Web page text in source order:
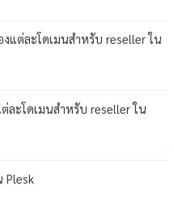
แต่ละโดเมนสำหรับ reseller ใน
ละโดเมนสำหรับ reseller ใน
Plesk